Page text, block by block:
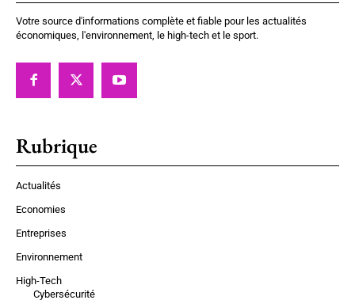
Votre source d'informations complète et fiable pour les actualités
économiques, l'environnement, le high-tech et le sport.
Rubrique
Actualités
Economies
Entreprises
Environnement
High-Tech
Cybersécurité